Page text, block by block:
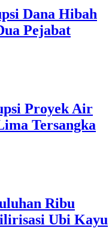
Dana Hibah
Pejabat
Proyek Air
Tersangka
Ribu
Ubi Kayu